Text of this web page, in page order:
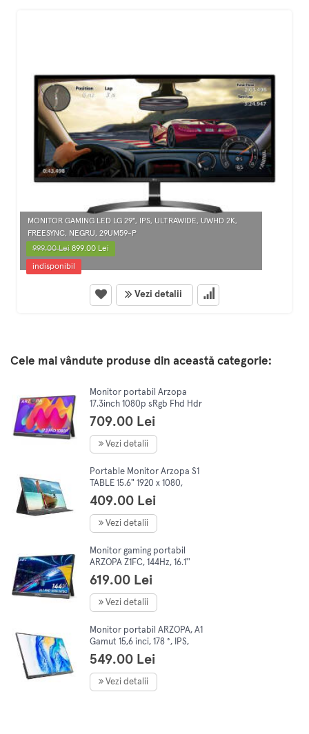
MONITOR GAMING LED LG 29", IPS, ULTRAWIDE, UWHD 2K,
FREESYNC, NEGRU, 29UM59-P
999.00 Lei899.00 Lei
indisponibil
Vezi detalii
Cele mai vândute produse din această categorie:
Monitor portabil Arzopa
17.3inch 1080p sRgb Fhd Hdr
Ips Hdmi Usb C Type C
difuzor dual foarte subtire
709.00 Lei
Vezi detalii
Portable Monitor Arzopa S1
TABLE 15.6" 1920 x 1080,
Negru
409.00 Lei
Vezi detalii
Monitor gaming portabil
ARZOPA Z1FC, 144Hz, 16.1''
FHD 1080P, HDR, USB C/
HDMI, 72% NTSC, Afisaj IPS,
Negru
619.00 Lei
Vezi detalii
Monitor portabil ARZOPA, A1
Gamut 15,6 inci, 178 °, IPS,
HDR, 1920X1080 px, USB C,
HDMI Type-C, Negru
549.00 Lei
Vezi detalii